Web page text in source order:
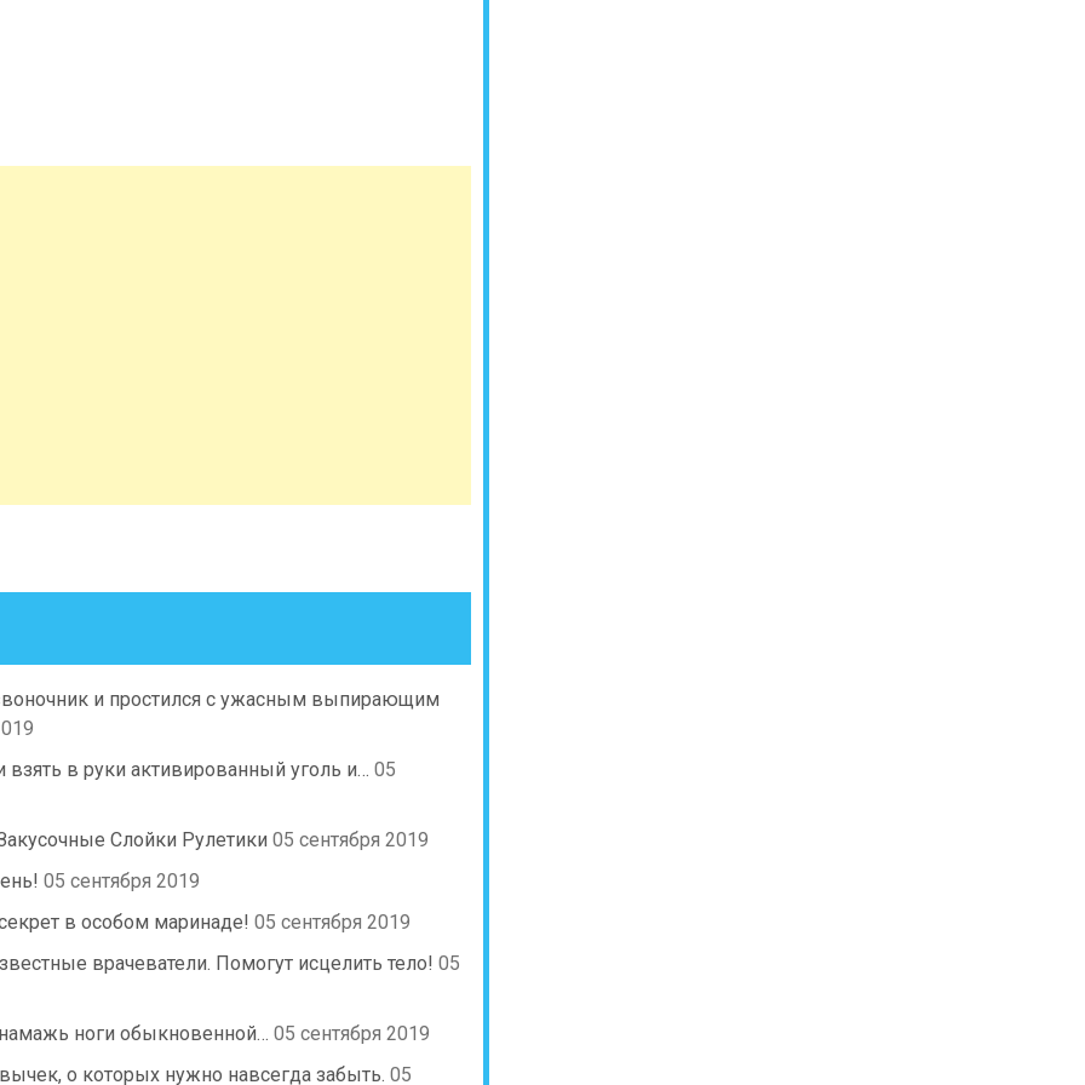
и простился с ужасным выпирающим
в руки активированный уголь и… 05
Слойки Рулетики 05 сентября 2019
05 сентября 2019
в особом маринаде! 05 сентября 2019
врачеватели. Помогут исцелить тело! 05
ноги обыкновенной… 05 сентября 2019
о которых нужно навсегда забыть. 05